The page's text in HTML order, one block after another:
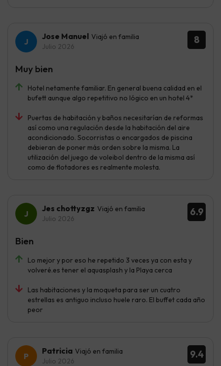
8
Jose Manuel Viajó en familia
Julio 2026
Hotel netamente familiar. En general buena calidad en el
bufett aunque algo repetitivo no lógico en un hotel 4*
Puertas de habitación y baños necesitarían de reformas
así como una regulación desde la habitación del aire
acondicionado. Socorristas o encargados de piscina
debieran de poner más orden sobre la misma. La
utilización del juego de voleibol dentro de la misma así
como de flotadores es realmente molesta.
Muy bien
6.9
Jes chottyzgz Viajó en familia
Julio 2026
Lo mejor y por eso he repetido 3 veces ya con esta y
volveré.es tener el aquasplash y la Playa cerca
Las habitaciones y la moqueta para ser un cuatro
estrellas es antiguo incluso huele raro. El buffet cada año
peor
Bien
9.4
Patricia Viajó en familia
Julio 2026